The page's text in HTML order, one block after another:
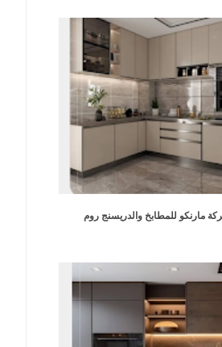
مارنكو للمطابخ والدريسنج روم